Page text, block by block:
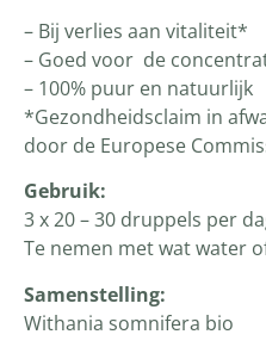
– Bij verlies aan vitaliteit*
– Goed voor de
– 100% puur en natuurlijk
*Gezondheidsclaim in
door de Europese
Gebruik:
3 x 20 – 30 druppels per
Te nemen met wat water
Samenstelling:
Withania somnifera bio